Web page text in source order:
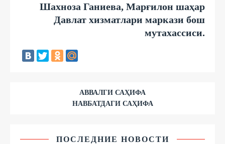
Шахноза Ганиева, Марғилон шаҳар
Давлат хизматлари маркази бош
мутахассиси.
АВВАЛГИ САҲИФА
НАВБАТДАГИ САҲИФА
ПОСЛЕДНИЕ НОВОСТИ